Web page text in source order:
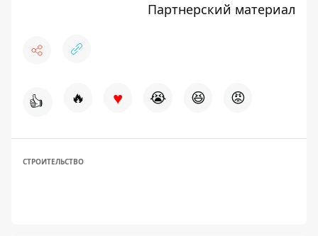
Партнерский материал
👍 🔥 ♥ 😭 😆 😡
СТРОИТЕЛЬСТВО